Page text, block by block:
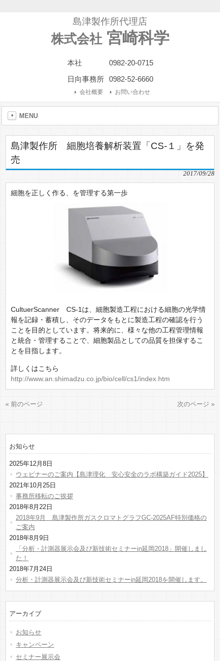
島津製作所代理店
株式会社宮崎科学
本社
0982-20-0715
日向事務所
0982-52-6660
会社概要 お問い合わせ
MENU
島津製作所 細胞培養解析装置「CS-１」を発
売
2017/09/28
細胞を正しく作る、を管理する第一歩
CultuerScanner CS-1は、細胞製造工程における細胞の光学情
報を記録・蓄積し、そのデータをもとに製造工程の確認を行う
ことを目的としています。将来的に、様々な他の工程管理情報
と統合・管理することで、細胞製品としての品質を担保するこ
とを目指します。
http://www.an.shimadzu.co.jp/bio/cell/cs1/index.htm
« 前のページ 次のページ »
お知らせ
2025年12月8日
ウェビナーのご案内【島津理化 安心安全のラボ構築ガイド2025】
2021年10月25日
事務所移転のご挨拶
2018年8月22日
2018年9月 島津製作所ガスクロマトグラフGC-2025AF特別価格の
ご案内
2018年8月9日
「分析・計測器展示会及び新技術セミナーin延岡2018」開催しまし
た！
2018年7月24日
分析・計測器展示会及び新技術セミナーin延岡2018を開催します。
アーカイブ
お知らせ
キャンペーン
セミナー展示会